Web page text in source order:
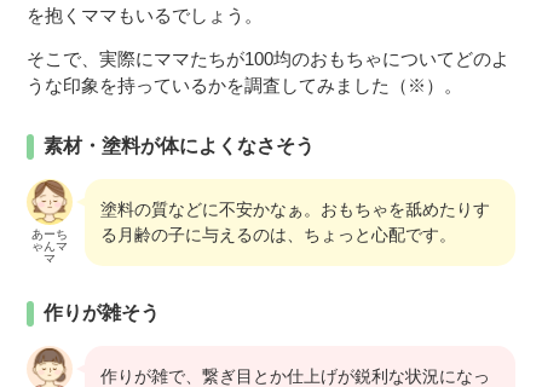
を抱くママもいるでしょう。
そこで、実際にママたちが100均のおもちゃについてどのよ
うな印象を持っているかを調査してみました（※）。
素材・塗料が体によくなさそう
あーち
ゃんマ
マ
塗料の質などに不安かなぁ。おもちゃを舐めたりす
る月齢の子に与えるのは、ちょっと心配です。
作りが雑そう
作りが雑で、繋ぎ目とか仕上げが鋭利な状況になっ